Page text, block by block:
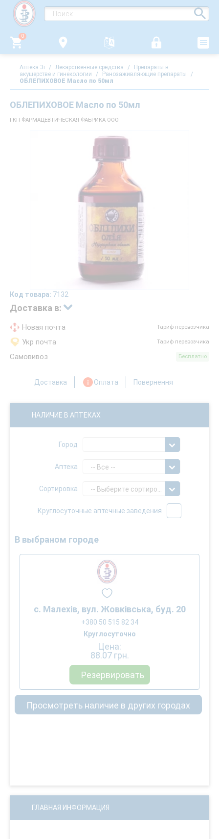
0
Аптека 3i / Лекарственные средства /
Препараты в
акушерстве и гинекологии
/ Ранозаживляющие препараты
/
ОБЛЕПИХОВОЕ Масло по 50мл
ОБЛЕПИХОВОЕ Масло по 50мл
ГКП ФАРМАЦЕВТИЧЕСКАЯ ФАБРИКА ООО
Код товара: 7132
Доставка в:
Новая почта Тариф перевозчика
Укр почта Тариф перевозчика
Самовивоз Бесплатно
Доставка Оплата Повернення
НАЛИЧИЕ В АПТЕКАХ
Город
Аптека -- Все --
Сортировка
Круглосуточные аптечные заведения
В выбраном городе
с. Малехів, вул. Жовківська, буд. 20
+380 50 515 82 34
Круглосуточно
Цена:
88.07 грн.
Резервировать
Просмотреть наличие в других городах
ГЛАВНАЯ ИНФОРМАЦИЯ